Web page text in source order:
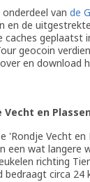
van de
en de
caches geplaatst
geocoin
en download
Vecht en
'Rondje Vecht
een wat langere
richting
circa 24